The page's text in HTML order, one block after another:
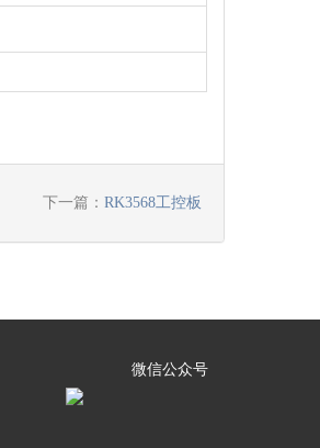
下一篇： RK3568工控板
微信公众号